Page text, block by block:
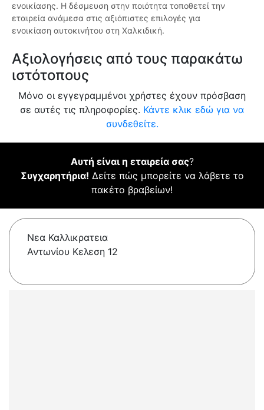
ενοικίασης. Η δέσμευση στην ποιότητα τοποθετεί την
εταιρεία ανάμεσα στις αξιόπιστες επιλογές για
ενοικίαση αυτοκινήτου στη Χαλκιδική.
Αξιολογήσεις από τους παρακάτω
ιστότοπους
Μόνο οι εγγεγραμμένοι χρήστες έχουν πρόσβαση
σε αυτές τις πληροφορίες. Κάντε κλικ εδώ για να
συνδεθείτε.
Αυτή είναι η εταιρεία σας?
Συγχαρητήρια! Δείτε πώς μπορείτε να λάβετε το
πακέτο βραβείων!
Νεα Καλλικρατεια
Αντωνίου Κελεση 12